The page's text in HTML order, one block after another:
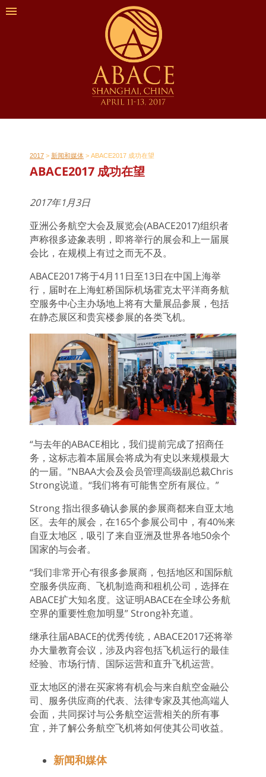
2017 > 新闻和媒体 > ABACE2017 成功在望
ABACE2017 成功在望
2017年1月3日
亚洲公务航空大会及展览会(ABACE2017)组织者
声称很多迹象表明，即将举行的展会和上一届展
会比，在规模上有过之而无不及。
ABACE2017将于4月11日至13日在中国上海举
行，届时在上海虹桥国际机场霍克太平洋商务航
空服务中心主办场地上将有大量展品参展，包括
在静态展区和贵宾楼参展的各类飞机。
“与去年的ABACE相比，我们提前完成了招商任
务，这标志着本届展会将成为有史以来规模最大
的一届。”NBAA大会及会员管理高级副总裁Chris
Strong说道。“我们将有可能售空所有展位。”
Strong 指出很多确认参展的参展商都来自亚太地
区。去年的展会，在165个参展公司中，有40%来
自亚太地区，吸引了来自亚洲及世界各地50余个
国家的与会者。
“我们非常开心有很多参展商，包括地区和国际航
空服务供应商、飞机制造商和租机公司，选择在
ABACE扩大知名度。这证明ABACE在全球公务航
空界的重要性愈加明显” Strong补充道。
继承往届ABACE的优秀传统，ABACE2017还将举
办大量教育会议，涉及内容包括飞机运行的最佳
经验、市场行情、国际运营和直升飞机运营。
亚太地区的潜在买家将有机会与来自航空金融公
司、服务供应商的代表、法律专家及其他高端人
会面，共同探讨与公务航空运营相关的所有事
宜，并了解公务航空飞机将如何使其公司收益。
新闻和媒体